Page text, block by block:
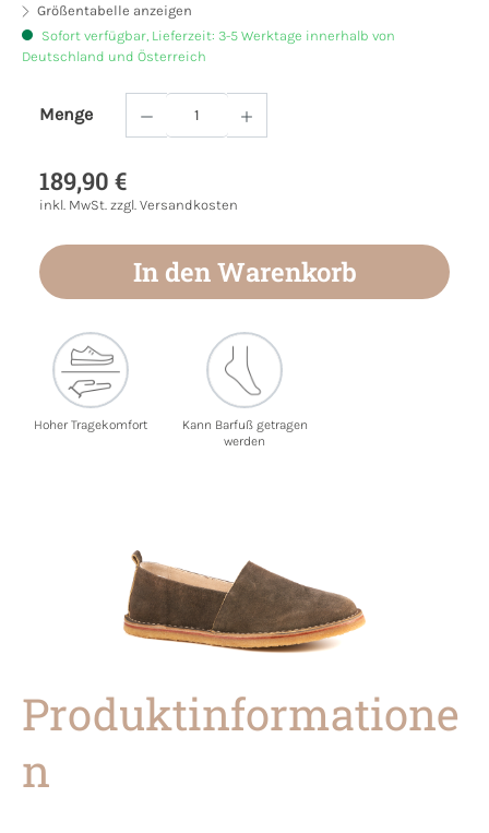
Größentabelle anzeigen
Sofort verfügbar, Lieferzeit: 3-5 Werktage innerhalb von
Deutschland und Österreich
Menge
Produkt Anzahl: Gib den gewünschten
189,90 €
inkl. MwSt. zzgl. Versandkosten
In den Warenkorb
Hoher Tragekomfort
Kann Barfuß getragen
werden
Produktinformatione
n